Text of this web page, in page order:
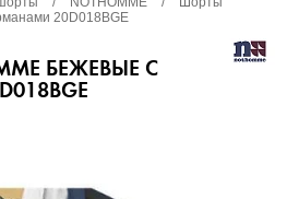
20D018BGE
БЕЖЕВЫЕ С